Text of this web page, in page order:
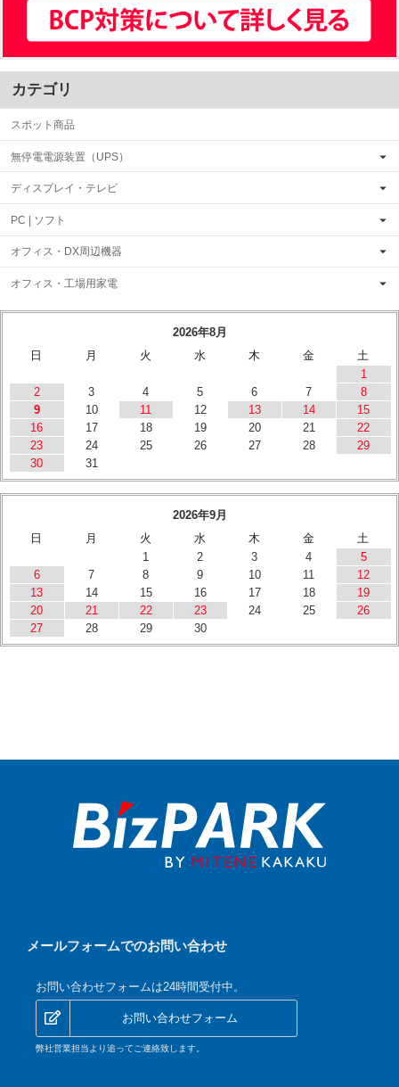
カテゴリ
スポット商品
無停電電源装置（UPS）
ディスプレイ・テレビ
PC | ソフト
オフィス・DX周辺機器
オフィス・工場用家電
2026年8月
日
月 火 水 木 金
土
1
2
3 4 5 6 7
8
9
10 11 12 13 14
15
16
17 18 19 20 21
22
23
24 25 26 27 28
29
30
31
2026年9月
日
月 火 水 木 金
土
1
2 3 4
5
6
7 8 9 10 11
12
13
14 15 16 17 18
19
20
21 22 23 24 25
26
27
28 29 30
メールフォームでのお問い合わせ
お問い合わせフォームは24時間受付中。
お問い合わせフォーム
弊社営業担当より追ってご連絡致します。